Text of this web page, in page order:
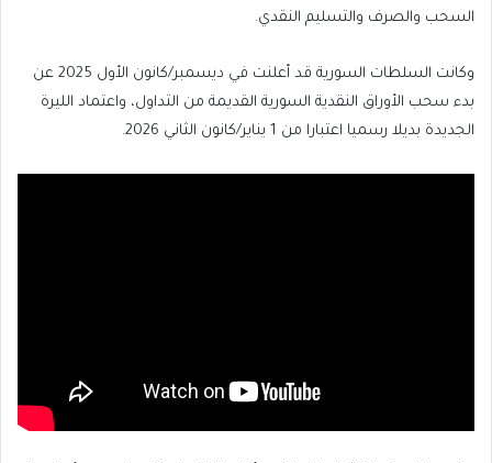
السحب والصرف والتسليم النقدي.
وكانت السلطات السورية قد أعلنت في ديسمبر/كانون الأول 2025 عن
بدء سحب الأوراق النقدية السورية القديمة من التداول، واعتماد الليرة
الجديدة بديلا رسميا اعتبارا من 1 يناير/كانون الثاني 2026.